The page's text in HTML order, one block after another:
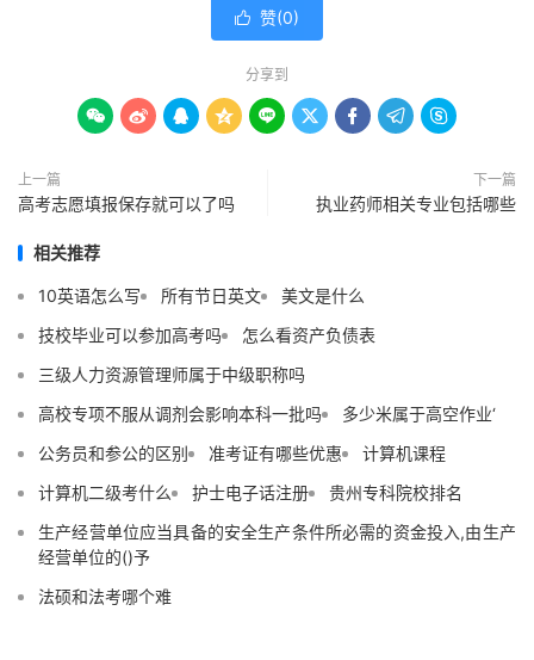
 赞(0)
分享到
        
上一篇
高考志愿填报保存就可以了吗
下一篇
执业药师相关专业包括哪些
相关推荐
10英语怎么写 所有节日英文
美文是什么
技校毕业可以参加高考吗
怎么看资产负债表
三级人力资源管理师属于中级职称吗
高校专项不服从调剂会影响本科一批吗
多少米属于高空作业‘
公务员和参公的区别
准考证有哪些优惠
计算机课程
计算机二级考什么
护士电子话注册
贵州专科院校排名
生产经营单位应当具备的安全生产条件所必需的资金投入,由生产
经营单位的()予
法硕和法考哪个难